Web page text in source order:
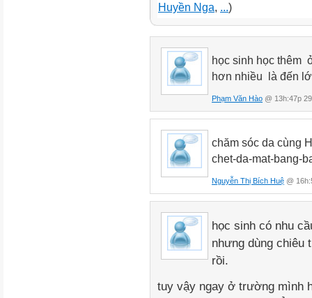
Huyền Nga, ...)
học sinh học thêm
hơn nhiều là đến
Phạm Văn Hào @ 13h:47p
chăm sóc da cùng
chet-da-mat-bang-
Nguyễn Thị Bích Huệ @
học sinh có nhu
nhưng dùng chiêu
rồi.
tuy vậy ngay ở trường mình